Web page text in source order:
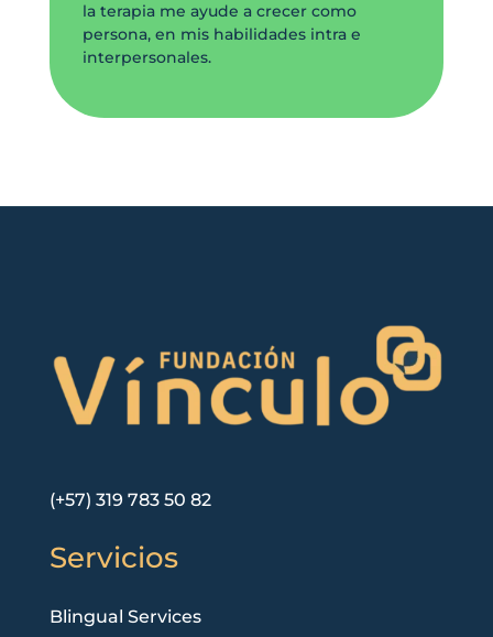
la terapia me ayude a crecer como
persona, en mis habilidades intra e
interpersonales.
(+57) 319 783 50 82
Servicios
Blingual Services